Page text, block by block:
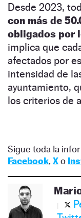
Desde 2023,
con más de
obligados por
implica que
afectados por
intensidad de
ayuntamiento,
los criterios de
Sigue toda la
Facebook, Xo